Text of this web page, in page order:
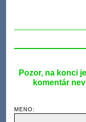
Pozor, na konci
komentár
MENO: